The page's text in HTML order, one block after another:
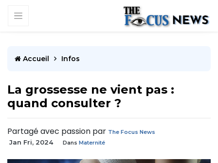
Accueil Infos
La grossesse ne vient pas :
quand consulter ?
Partagé avec passion par The Focus News
Jan Fri, 2024 Dans Maternité